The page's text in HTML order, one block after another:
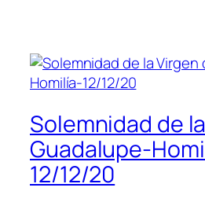
Solemnidad de
Guadalupe-
12/12/20